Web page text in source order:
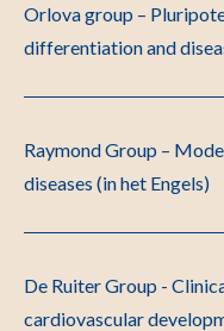
Orlova group –
differentiation and
Raymond Group –
diseases (in het Engels)
De Ruiter Group -
cardiovascular